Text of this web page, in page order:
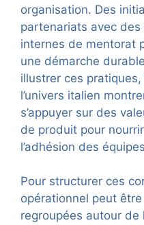
organisation. Des
partenariats avec des
internes de mentorat
une démarche
illustrer ces
l’univers italien
s’appuyer sur des
de produit pour
l’adhésion des
Pour structurer ces
opérationnel peut
regroupées autour de